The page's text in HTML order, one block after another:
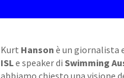
Kurt Hanson è un giornalista
ISLe speaker di Swimming